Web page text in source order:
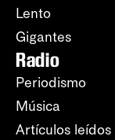
Lento
Gigantes
Radio
Periodismo
Música
Artículos leídos